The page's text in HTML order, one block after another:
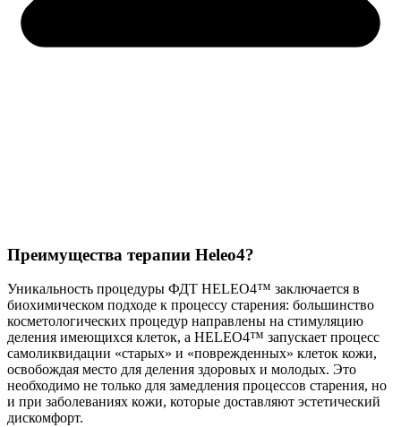
Преимущества терапии Heleo4?
Уникальность процедуры ФДТ HELEO4™ заключается в
биохимическом подходе к процессу старения: большинство
косметологических процедур направлены на стимуляцию
деления имеющихся клеток, а HELEO4™ запускает процесс
самоликвидации «старых» и «поврежденных» клеток кожи,
освобождая место для деления здоровых и молодых. Это
необходимо не только для замедления процессов старения, но
и при заболеваниях кожи, которые доставляют эстетический
дискомфорт.